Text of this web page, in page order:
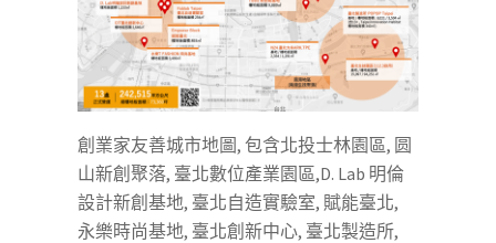
創業家友善城市地圖, 包含北投士林園區, 圆
山新創聚落, 臺北數位產業園區,D. Lab 明倫
設計新創基地, 臺北自造實驗室, 賦能臺北,
永樂時尚基地, 臺北創新中心, 臺北製造所,